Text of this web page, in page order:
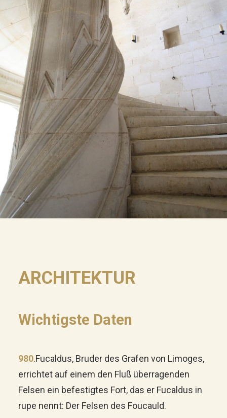
ARCHITEKTUR
Wichtigste Daten
980.Fucaldus, Bruder des Grafen von Limoges,
errichtet auf einem den Fluß überragenden
Felsen ein befestigtes Fort, das er Fucaldus in
rupe nennt: Der Felsen des Foucauld.